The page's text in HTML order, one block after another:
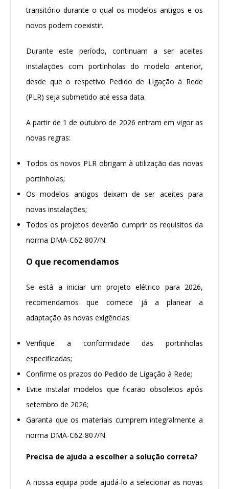
transitório durante o qual os modelos antigos e os
novos podem coexistir.
Durante este período, continuam a ser aceites
instalações com portinholas do modelo anterior,
desde que o respetivo Pedido de Ligação à Rede
(PLR) seja submetido até essa data.
A partir de 1 de outubro de 2026 entram em vigor as
novas regras:
Todos os novos PLR obrigam à utilização das novas
portinholas;
Os modelos antigos deixam de ser aceites para
novas instalações;
Todos os projetos deverão cumprir os requisitos da
norma DMA-C62-807/N.
O que recomendamos
Se está a iniciar um projeto elétrico para 2026,
recomendamos que comece já a planear a
adaptação às novas exigências.
Verifique a conformidade das portinholas
especificadas;
Confirme os prazos do Pedido de Ligação à Rede;
Evite instalar modelos que ficarão obsoletos após
setembro de 2026;
Garanta que os materiais cumprem integralmente a
norma DMA-C62-807/N.
Precisa de ajuda a escolher a solução correta?
A nossa equipa pode ajudá-lo a selecionar as novas